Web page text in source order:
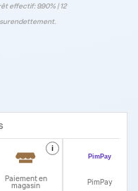
effectif: 9.90% | 12
surendettement.
i
Paiement en
magasin PimPay